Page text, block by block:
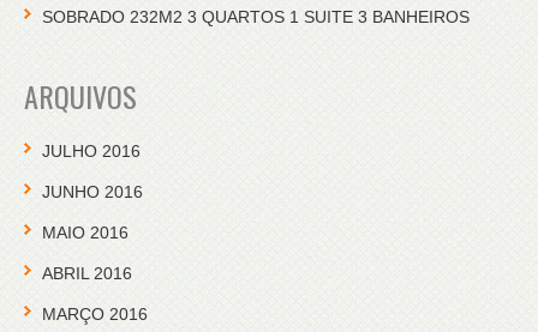
SOBRADO 232M2 3 QUARTOS 1 SUITE 3 BANHEIROS
ARQUIVOS
JULHO 2016
JUNHO 2016
MAIO 2016
ABRIL 2016
MARÇO 2016